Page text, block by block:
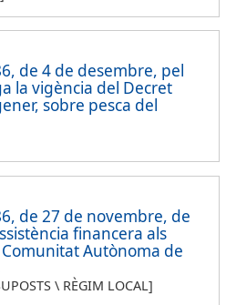
de 4 de desembre, pel
la vigència del Decret
sobre pesca del
de 27 de novembre, de
financera als
Autònoma de
\ RÈGIM LOCAL]